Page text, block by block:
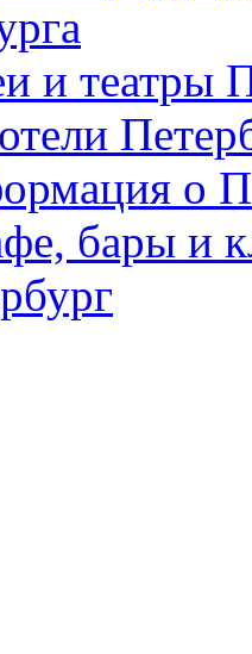
и театры
о
бары и